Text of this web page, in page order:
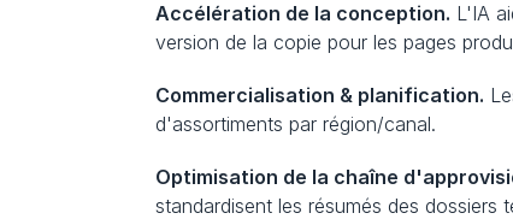
Accélération de la conception. L'IA
version de la copie pour les pages
Commercialisation & planification.
d'assortiments par région/canal.
Optimisation de la chaîne
standardisent les résumés des